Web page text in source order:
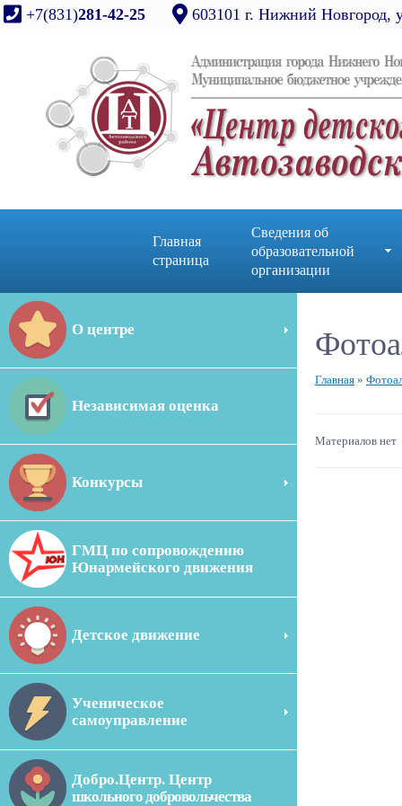
+7(831)281-42-25 603101 г. Нижний Новгород,
Главная
страница
Сведения об
образовательной
организации
О центре
Независимая оценка
Конкурсы
ГМЦ по сопровождению
Юнармейского движения
Детское движение
Ученическое
самоуправление
Добро.Центр. Центр
школьного добровольчества
Главная »
Материалов нет